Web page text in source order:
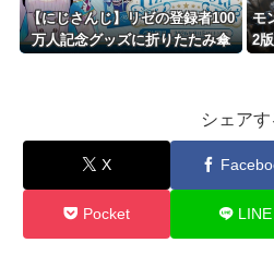
【にじさんじ】リゼの登録者100
万人記念グッズに折りたたみ傘
モ
2
シェアす
X
Pocket LINE